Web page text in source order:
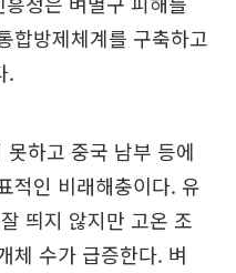
합방제체계를 구축하고
.
하고 중국 남부 등에
적인 비래해충이다. 유
띄지 않지만 고온 조
체 수가 급증한다. 벼